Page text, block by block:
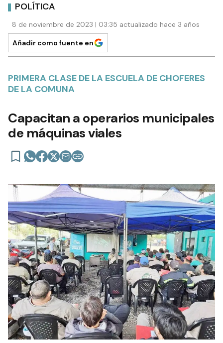
POLÍTICA
8 de noviembre de 2023 | 03:35 actualizado hace 3 años
Añadir como fuente en
PRIMERA CLASE DE LA ESCUELA DE CHOFERES
DE LA COMUNA
Capacitan a operarios municipales
de máquinas viales